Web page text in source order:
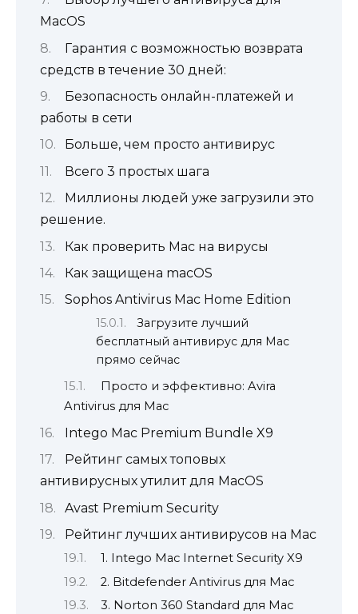
MacOS
Гарантия с возможностью возврата
средств в течение 30 дней:
Безопасность онлайн-платежей и
работы в сети
Больше, чем просто антивирус
Всего 3 простых шага
Миллионы людей уже загрузили это
решение.
Как проверить Mac на вирусы
Как защищена macOS
Sophos Antivirus Mac Home Edition
Загрузите лучший
бесплатный антивирус для Mac
прямо сейчас
Просто и эффективно: Avira
Antivirus для Mac
Intego Mac Premium Bundle X9
Рейтинг самых топовых
антивирусных утилит для MacOS
Avast Premium Security
Рейтинг лучших антивирусов на Mac
1. Intego Mac Internet Security X9
2. Bitdefender Antivirus для Mac
3. Norton 360 Standard для Mac